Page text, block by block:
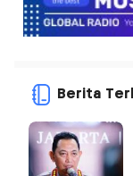
Berita